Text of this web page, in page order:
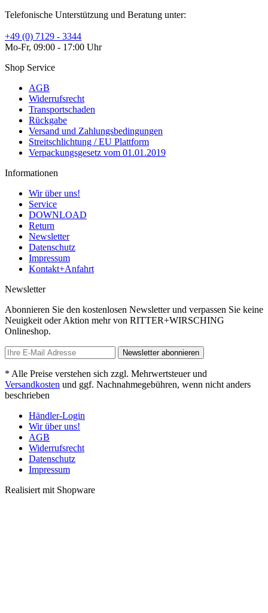
Telefonische Unterstützung und Beratung unter:
+49 (0) 7129 - 3344
Mo-Fr, 09:00 - 17:00 Uhr
Shop Service
AGB
Widerrufsrecht
Transportschaden
Rückgabe
Versand und Zahlungsbedingungen
Streitschlichtung / EU Plattform
Verpackungsgesetz vom 01.01.2019
Informationen
Wir über uns!
Service
DOWNLOAD
Return
Newsletter
Datenschutz
Impressum
Kontakt+Anfahrt
Newsletter
Abonnieren Sie den kostenlosen Newsletter und verpassen Sie keine
Neuigkeit oder Aktion mehr von RITTER+WIRSCHING
Onlineshop.
Newsletter abonnieren
* Alle Preise verstehen sich zzgl. Mehrwertsteuer und
Versandkosten und ggf. Nachnahmegebühren, wenn nicht anders
beschrieben
Händler-Login
Wir über uns!
AGB
Widerrufsrecht
Datenschutz
Impressum
Realisiert mit Shopware